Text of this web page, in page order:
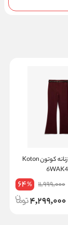
شلوار پارچه ای زنانه کوتون Koton
11,999,000
64%
4,299,000